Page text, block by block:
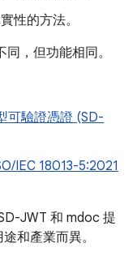
性的方法。
，但功能相同。
可驗證憑證 (SD-
IEC 18013-5:2021
JWT 和 mdoc 提
和產業而異。